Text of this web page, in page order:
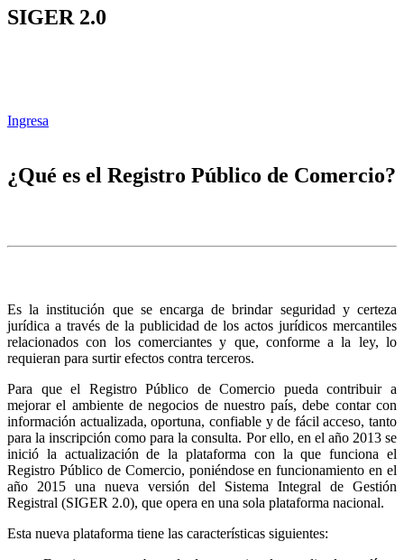
SIGER 2.0
Ingresa
¿Qué es el Registro Público de Comercio?
Es la institución que se encarga de brindar seguridad y certeza
jurídica a través de la publicidad de los actos jurídicos mercantiles
relacionados con los comerciantes y que, conforme a la ley, lo
requieran para surtir efectos contra terceros.
Para que el Registro Público de Comercio pueda contribuir a
mejorar el ambiente de negocios de nuestro país, debe contar con
información actualizada, oportuna, confiable y de fácil acceso, tanto
para la inscripción como para la consulta. Por ello, en el año 2013 se
inició la actualización de la plataforma con la que funciona el
Registro Público de Comercio, poniéndose en funcionamiento en el
año 2015 una nueva versión del Sistema Integral de Gestión
Registral (SIGER 2.0), que opera en una sola plataforma nacional.
Esta nueva plataforma tiene las características siguientes: